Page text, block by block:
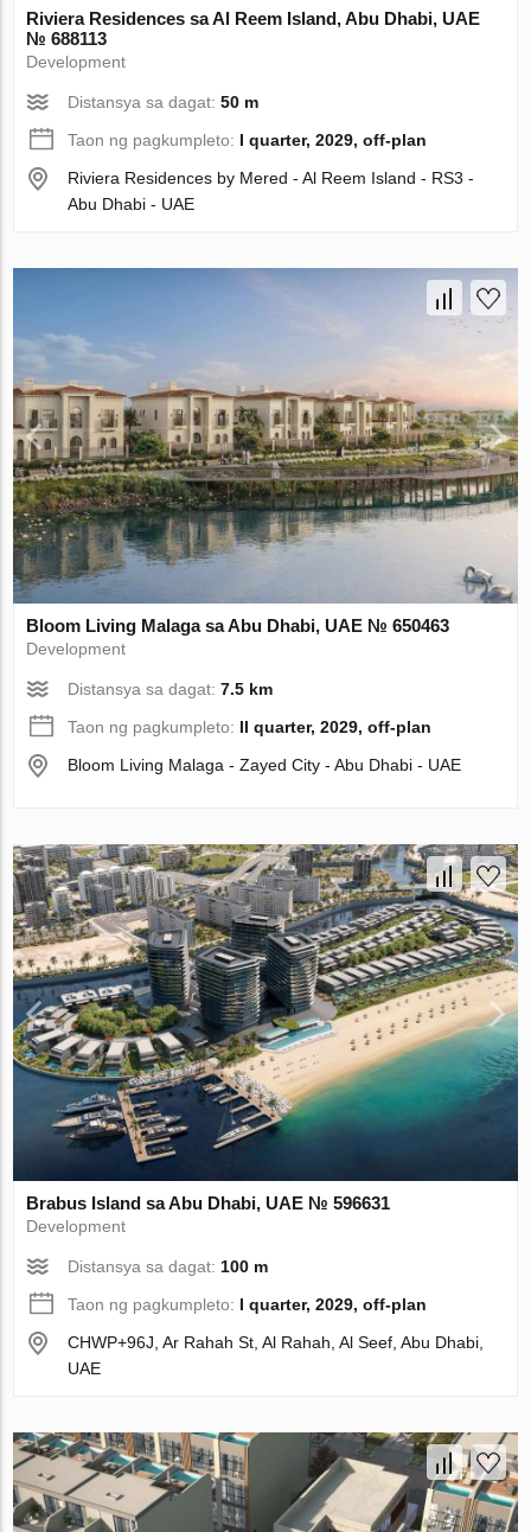
Riviera Residences sa Al Reem Island, Abu Dhabi, UAE
№ 688113
Development
Distansya sa dagat:50 m
Taon ng pagkumpleto: I quarter, 2029, off-plan
Riviera Residences by Mered - Al Reem Island - RS3 -
Abu Dhabi - UAE
Bloom Living Malaga sa Abu Dhabi, UAE № 650463
Development
Distansya sa dagat:7.5 km
Taon ng pagkumpleto: II quarter, 2029, off-plan
Bloom Living Malaga - Zayed City - Abu Dhabi - UAE
Brabus Island sa Abu Dhabi, UAE № 596631
Development
Distansya sa dagat: 100 m
Taon ng pagkumpleto: I quarter, 2029, off-plan
CHWP+96J, Ar Rahah St, Al Rahah, Al Seef, Abu Dhabi,
UAE